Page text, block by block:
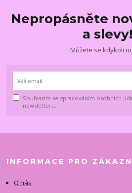
Nepropásněte
a slevy!
Můžete se kdykoli
Souhlasím se zpracováním osobních
newsletteru.
INFORMACE PRO
O nás